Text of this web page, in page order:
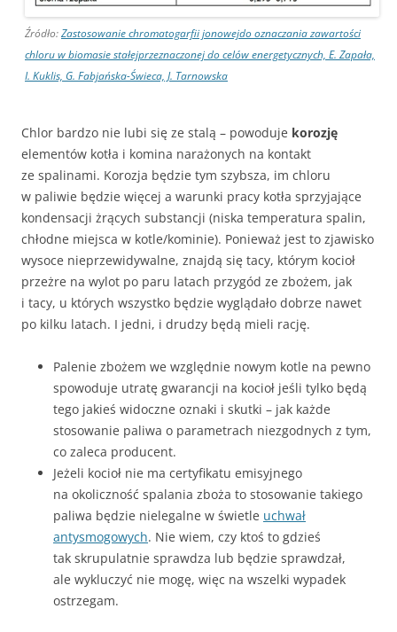
Źródło:Zastosowanie chromatogarfii jonowejdo oznaczania zawartości
chloru w biomasie stałejprzeznaczonej do celów energetycznych, E. Zapała,
I. Kuklis, G. Fabjańska-Świeca, J. Tarnowska
Chlor bardzo nie lubi się ze stalą – powoduje korozję
elementów kotła i komina narażonych na kontakt
ze spalinami. Korozja będzie tym szybsza, im chloru
w paliwie będzie więcej a warunki pracy kotła sprzyjające
kondensacji żrących substancji (niska temperatura spalin,
chłodne miejsca w kotle/kominie). Ponieważ jest to zjawisko
wysoce nieprzewidywalne, znajdą się tacy, którym kocioł
przeżre na wylot po paru latach przygód ze zbożem, jak
i tacy, u których wszystko będzie wyglądało dobrze nawet
po kilku latach. I jedni, i drudzy będą mieli rację.
Palenie zbożem we względnie nowym kotle na pewno
spowoduje utratę gwarancji na kocioł jeśli tylko będą
tego jakieś widoczne oznaki i skutki – jak każde
stosowanie paliwa o parametrach niezgodnych z tym,
co zaleca producent.
Jeżeli kocioł nie ma certyfikatu emisyjnego
na okoliczność spalania zboża to stosowanie takiego
paliwa będzie nielegalne w świetle uchwał
antysmogowych. Nie wiem, czy ktoś to gdzieś
tak skrupulatnie sprawdza lub będzie sprawdzał,
ale wykluczyć nie mogę, więc na wszelki wypadek
ostrzegam.